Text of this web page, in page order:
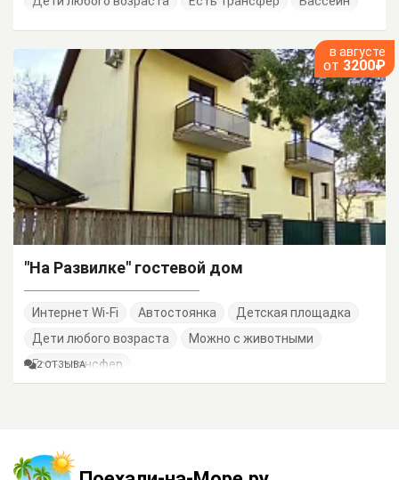
в августе
от 3200₽
"На Развилке" гостевой дом
Интернет Wi-Fi Автостоянка
Детская площадка
Дети любого возраста
Можно с животными
Есть трансфер
2 ОТЗЫВА